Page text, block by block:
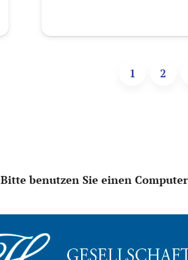
1 2
Bitte benutzen Sie einen